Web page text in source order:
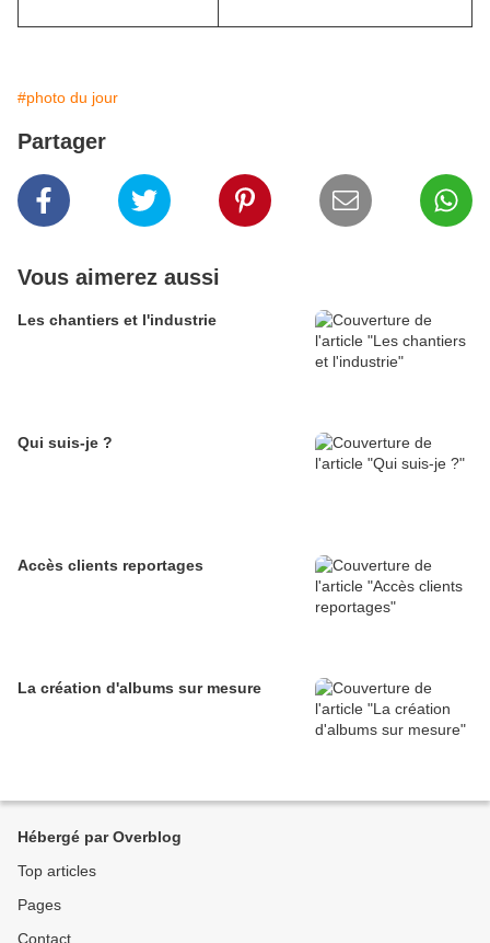
#photo du jour
Partager
Vous aimerez aussi
Les chantiers et l'industrie
Qui suis-je ?
Accès clients reportages
La création d'albums sur mesure
Hébergé par Overblog
Top articles
Pages
Contact